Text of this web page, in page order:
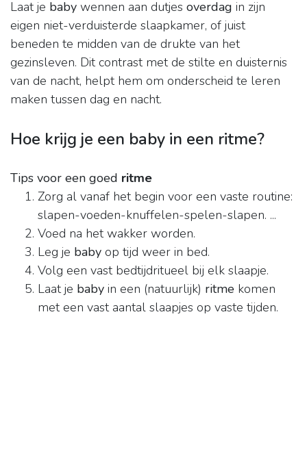
Laat je baby wennen aan dutjes overdag in zijn
eigen niet-verduisterde slaapkamer, of juist
beneden te midden van de drukte van het
gezinsleven. Dit contrast met de stilte en duisternis
van de nacht, helpt hem om onderscheid te leren
maken tussen dag en nacht.
Hoe krijg je een baby in een ritme?
Tips voor een goed ritme
Zorg al vanaf het begin voor een vaste routine:
slapen-voeden-knuffelen-spelen-slapen. ...
Voed na het wakker worden.
Leg je baby op tijd weer in bed.
Volg een vast bedtijdritueel bij elk slaapje.
Laat je baby in een (natuurlijk) ritme komen
met een vast aantal slaapjes op vaste tijden.